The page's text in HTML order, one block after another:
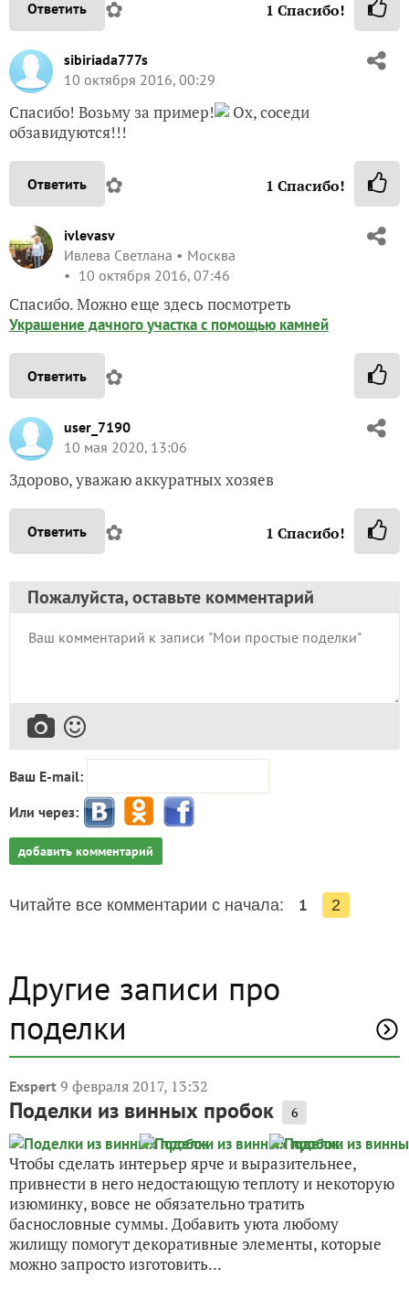
Ответить ✿ 1 Спасибо!
sibiriada777s
10 октября 2016, 00:29
Спасибо! Возьму за пример!
Ох, соседи
обзавидуются!!!
Ответить ✿ 1 Спасибо!
ivlevasv
Ивлева Светлана
Москва
10 октября 2016, 07:46
Спасибо. Можно еще здесь посмотреть
Украшение дачного участка с помощью камней
Ответить ✿
user_7190
10 мая 2020, 13:06
Здорово, уважаю аккуратных хозяев
Ответить ✿ 1 Спасибо!
Пожалуйста, оставьте комментарий
Ваш E-mail:
Или через:
добавить комментарий
Читайте все комментарии с начала: 1 2
Другие записи про
поделки
Exspert 9 февраля 2017, 13:32
Поделки из винных пробок 6
Чтобы сделать интерьер ярче и выразительнее,
привнести в него недостающую теплоту и некоторую
изюминку, вовсе не обязательно тратить
баснословные суммы. Добавить уюта любому
жилищу помогут декоративные элементы, которые
можно запросто изготовить...